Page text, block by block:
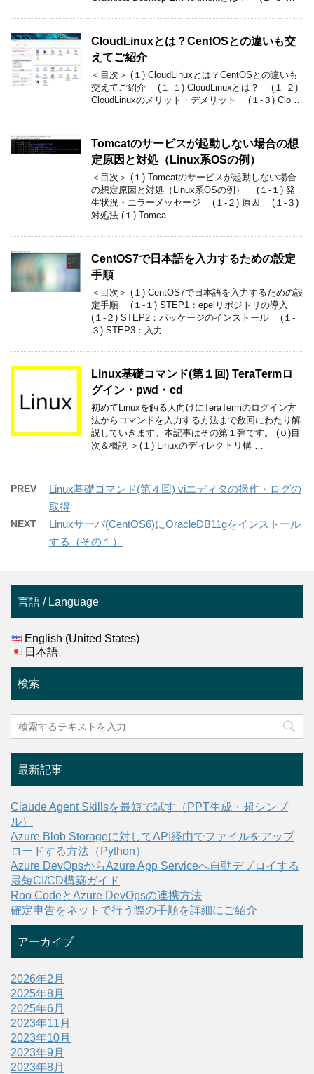
CloudLinuxとは？CentOSとの違いも交
えてご紹介
＜目次＞ (１) CloudLinuxとは？CentOSとの違いも
交えてご紹介 (１-１) CloudLinuxとは？ (１-２)
CloudLinuxのメリット・デメリット (１-３) Clo …
Tomcatのサービスが起動しない場合の想
定原因と対処（Linux系OSの例）
＜目次＞ (１) Tomcatのサービスが起動しない場合
の想定原因と対処（Linux系OSの例） (１-１) 発
生状況・エラーメッセージ (１-２) 原因 (１-３)
対処法 (１) Tomca …
CentOS7で日本語を入力するための設定
手順
＜目次＞ (１) CentOS7で日本語を入力するための設
定手順 (１-１) STEP1：epelリポジトリの導入
(１-２) STEP2：パッケージのインストール (１-
３) STEP3：入力 …
Linux基礎コマンド(第１回) TeraTermロ
グイン・pwd・cd
初めてLinuxを触る人向けにTeraTermのログイン方
法からコマンドを入力する方法まで数回にわたり解
説していきます。本記事はその第１弾です。 (０)目
次＆概説 ＞(１) Linuxのディレクトリ構 …
PREV
Linux基礎コマンド(第４回) viエディタの操作・ログの
取得
NEXT
Linuxサーバ(CentOS6)にOracleDB11gをインストール
する（その１）
言語 / Language
English (United States)
日本語
検索
最新記事
Claude Agent Skillsを最短で試す（PPT生成・超シンプ
ル）
Azure Blob Storageに対してAPI経由でファイルをアップ
ロードする方法（Python）
Azure DevOpsからAzure App Serviceへ自動デプロイする
最短CI/CD構築ガイド
Roo CodeとAzure DevOpsの連携方法
確定申告をネットで行う際の手順を詳細にご紹介
アーカイブ
2026年2月
2025年8月
2025年6月
2023年11月
2023年10月
2023年9月
2023年8月